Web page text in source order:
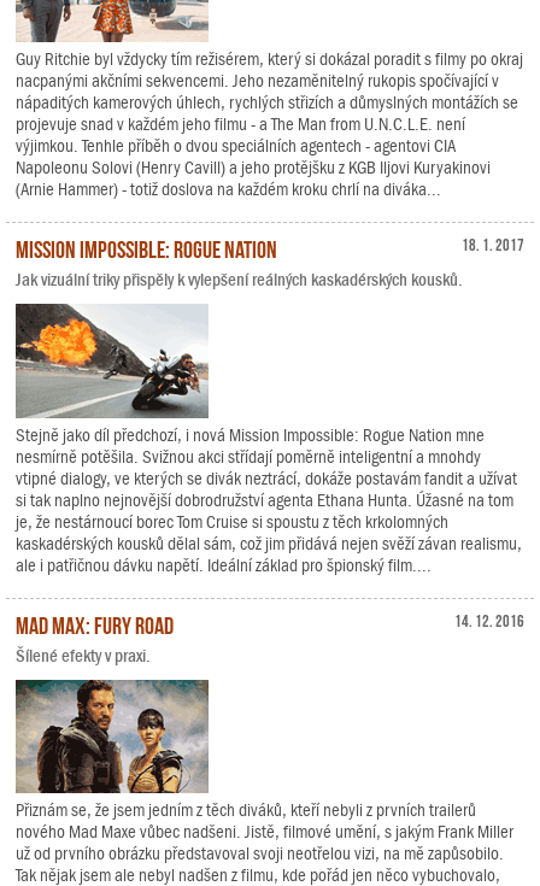
Guy Ritchie byl vždycky tím režisérem, který si dokázal poradit s filmy po okraj
nacpanými akčními sekvencemi. Jeho nezaměnitelný rukopis spočívající v
nápaditých kamerových úhlech, rychlých střizích a důmyslných montážích se
projevuje snad v každém jeho filmu - a The Man from U.N.C.L.E. není
výjimkou. Tenhle příběh o dvou speciálních agentech - agentovi CIA
Napoleonu Solovi (Henry Cavill) a jeho protějšku z KGB Iljovi Kuryakinovi
(Arnie Hammer) - totiž doslova na každém kroku chrlí na diváka...
18. 1. 2017
Mission Impossible: Rogue Nation
Jak vizuální triky přispěly k vylepšení reálných kaskadérských kousků.
Stejně jako díl předchozí, i nová Mission Impossible: Rogue Nation mne
nesmírně potěšila. Svižnou akci střídají poměrně inteligentní a mnohdy
vtipné dialogy, ve kterých se divák neztrácí, dokáže postavám fandit a užívat
si tak naplno nejnovější dobrodružství agenta Ethana Hunta. Úžasné na tom
je, že nestárnoucí borec Tom Cruise si spoustu z těch krkolomných
kaskadérských kousků dělal sám, což jim přidává nejen svěží závan realismu,
ale i patřičnou dávku napětí. Ideální základ pro špionský film....
14. 12. 2016
Mad Max: Fury Road
Šílené efekty v praxi.
Přiznám se, že jsem jedním z těch diváků, kteří nebyli z prvních trailerů
nového Mad Maxe vůbec nadšeni. Jistě, filmové umění, s jakým Frank Miller
už od prvního obrázku představoval svoji neotřelou vizi, na mě zapůsobilo.
Tak nějak jsem ale nebyl nadšen z filmu, kde pořád jen něco vybuchovalo,